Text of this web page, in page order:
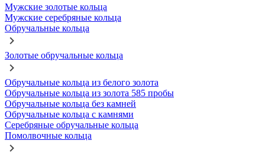
Мужские золотые кольца
Мужские серебряные кольца
Обручальные кольца
Золотые обручальные кольца
Обручальные кольца из белого золота
Обручальные кольца из золота 585 пробы
Обручальные кольца без камней
Обручальные кольца с камнями
Серебряные обручальные кольца
Помолвочные кольца